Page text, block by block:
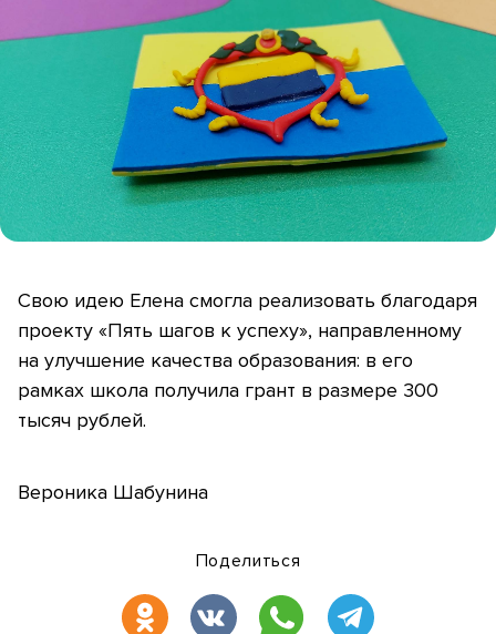
Свою идею Елена смогла реализовать благодаря
проекту «Пять шагов к успеху», направленному
на улучшение качества образования: в его
рамках школа получила грант в размере 300
тысяч рублей.
Вероника Шабунина
Поделиться